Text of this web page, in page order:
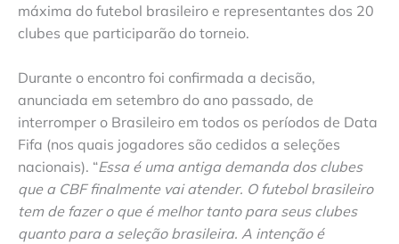
máxima do futebol brasileiro e representantes dos 20
clubes que participarão do torneio.
Durante o encontro foi confirmada a decisão,
anunciada em setembro do ano passado, de
interromper o Brasileiro em todos os períodos de Data
Fifa (nos quais jogadores são cedidos a seleções
nacionais). “Essa é uma antiga demanda dos clubes
que a CBF finalmente vai atender. O futebol brasileiro
tem de fazer o que é melhor tanto para seus clubes
quanto para a seleção brasileira. A intenção é